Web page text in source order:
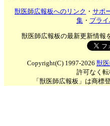
獣医師広報板へのリンク ・サポ
集・ プラ
獣医師広報板の最新更新情報
Copyright(C) 1997-2026 獣
許可なく転
「獣医師広報板」は商標